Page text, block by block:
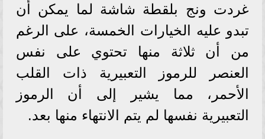
غردت ونج بلقطة شاشة لما يمكن أن
تبدو عليه الخيارات الخمسة، على الرغم
من أن ثلاثة منها تحتوي على نفس
العنصر للرموز التعبيرية ذات القلب
الأحمر، مما يشير إلى أن الرموز
التعبيرية نفسها لم يتم الانتهاء منها بعد.